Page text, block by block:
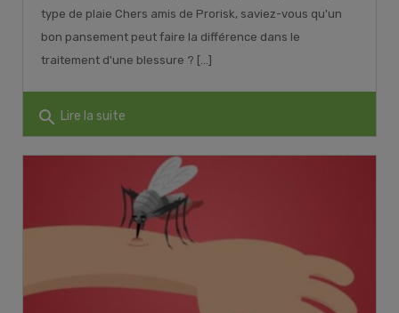
type de plaie Chers amis de Prorisk, saviez-vous qu'un
bon pansement peut faire la différence dans le
traitement d'une blessure ? [...]
search Lire la suite